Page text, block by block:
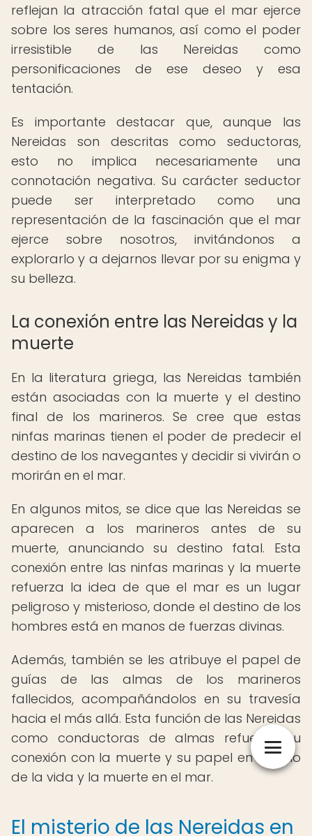
reflejan la atracción fatal que el mar ejerce
sobre los seres humanos, así como el poder
irresistible de las Nereidas como
personificaciones de ese deseo y esa
tentación.
Es importante destacar que, aunque las
Nereidas son descritas como seductoras,
esto no implica necesariamente una
connotación negativa. Su carácter seductor
puede ser interpretado como una
representación de la fascinación que el mar
ejerce sobre nosotros, invitándonos a
explorarlo y a dejarnos llevar por su enigma y
su belleza.
La conexión entre las Nereidas y la
muerte
En la literatura griega, las Nereidas también
están asociadas con la muerte y el destino
final de los marineros. Se cree que estas
ninfas marinas tienen el poder de predecir el
destino de los navegantes y decidir si vivirán o
morirán en el mar.
En algunos mitos, se dice que las Nereidas se
aparecen a los marineros antes de su
muerte, anunciando su destino fatal. Esta
conexión entre las ninfas marinas y la muerte
refuerza la idea de que el mar es un lugar
peligroso y misterioso, donde el destino de los
hombres está en manos de fuerzas divinas.
Además, también se les atribuye el papel de
guías de las almas de los marineros
fallecidos, acompañándolos en su travesía
hacia el más allá. Esta función de las Nereidas
como conductoras de almas refuerza su
conexión con la muerte y su papel en el ciclo
de la vida y la muerte en el mar.
El misterio de las Nereidas en